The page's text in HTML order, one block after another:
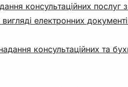
консультаційних
електронних
консультаційних та